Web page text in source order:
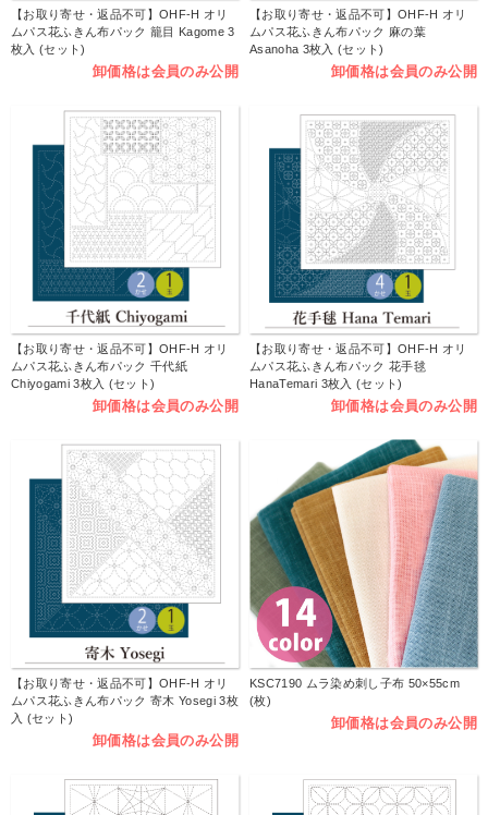
【お取り寄せ・返品不可】OHF-H オリ
ムパス花ふきん布パック 籠目 Kagome 3
枚入 (セット)
卸価格は会員のみ公開
【お取り寄せ・返品不可】OHF-H オリ
ムパス花ふきん布パック 麻の葉
Asanoha 3枚入 (セット)
卸価格は会員のみ公開
【お取り寄せ・返品不可】OHF-H オリ
ムパス花ふきん布パック 千代紙
Chiyogami 3枚入 (セット)
卸価格は会員のみ公開
【お取り寄せ・返品不可】OHF-H オリ
ムパス花ふきん布パック 花手毬
HanaTemari 3枚入 (セット)
卸価格は会員のみ公開
【お取り寄せ・返品不可】OHF-H オリ
ムパス花ふきん布パック 寄木 Yosegi 3枚
入 (セット)
卸価格は会員のみ公開
KSC7190 ムラ染め刺し子布 50×55cm
(枚)
卸価格は会員のみ公開